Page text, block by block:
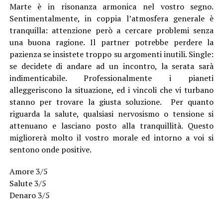
Marte è in risonanza armonica nel vostro segno.
Sentimentalmente, in coppia l’atmosfera generale è
tranquilla: attenzione però a cercare problemi senza
una buona ragione. Il partner potrebbe perdere la
pazienza se insistete troppo su argomenti inutili. Single:
se decidete di andare ad un incontro, la serata sarà
indimenticabile. Professionalmente i pianeti
alleggeriscono la situazione, ed i vincoli che vi turbano
stanno per trovare la giusta soluzione. Per quanto
riguarda la salute, qualsiasi nervosismo o tensione si
attenuano e lasciano posto alla tranquillità. Questo
migliorerà molto il vostro morale ed intorno a voi si
sentono onde positive.
Amore 3/5
Salute 3/5
Denaro 3/5